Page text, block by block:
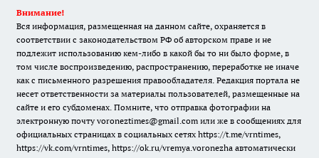
Внимание!
Вся информация, размещенная на данном сайте, охраняется в
соответствии с законодательством РФ об авторском праве и не
подлежит использованию кем-либо в какой бы то ни было форме, в
том числе воспроизведению, распространению, переработке не иначе
как с письменного разрешения правообладателя. Редакция портала не
несет ответственности за материалы пользователей, размещенные на
сайте и его субдоменах. Помните, что отправка фотографии на
электронную почту voroneztimes@gmail.com или же в сообщениях для
официальных страницах в социальных сетях https://t.me/vrntimes,
https://vk.com/vrntimes, https://ok.ru/vremya.voronezha автоматически